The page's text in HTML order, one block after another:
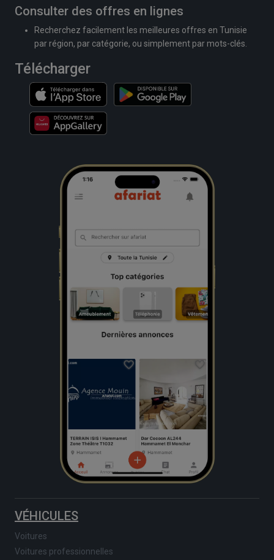
Consulter des offres en lignes
Recherchez facilement les meilleures offres en Tunisie
par région, par catégorie, ou simplement par mots-clés.
Télécharger
VÉHICULES
Voitures
Voitures professionnelles